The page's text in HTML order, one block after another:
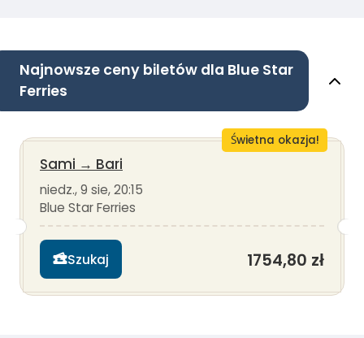
Najnowsze ceny biletów dla Blue Star
Ferries
Świetna okazja!
Sami → Bari
niedz., 9 sie, 20:15
Blue Star Ferries
Szukaj 1754,80 zł